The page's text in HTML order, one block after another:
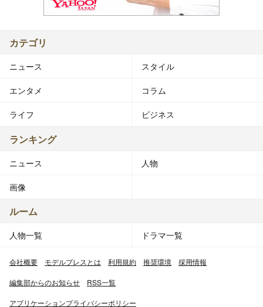
カテゴリ
ニュース スタイル
エンタメ コラム
ライフ ビジネス
ランキング
ニュース 人物
画像
ルーム
人物一覧 ドラマ一覧
会社概要 モデルプレスとは 利用規約 推奨環境 採用情報
編集部からのお知らせ RSS一覧
アプリケーションプライバシーポリシー